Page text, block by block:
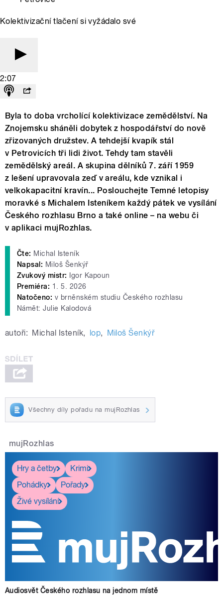
Kolektivizační tlačení si vyžádalo své
2:07
Byla to doba vrcholící kolektivizace zemědělství. Na
Znojemsku sháněli dobytek z hospodářství do nově
zřizovaných družstev. A tehdejší kvapík stál
v Petrovicích tři lidi život. Tehdy tam stavěli
zemědělský areál. A skupina dělníků 7. září 1959
z lešení upravovala zeď v areálu, kde vznikal i
velkokapacitní kravín... Poslouchejte Temné letopisy
moravké s Michalem Isteníkem každý pátek ve vysílání
Českého rozhlasu Brno a také online – na webu či
v aplikaci mujRozhlas.
Čte: Michal Isteník
Napsal: Miloš Šenkýř
Zvukový mistr:
Igor Kapoun
Premiéra: 1. 5. 2026
Natočeno: v brněnském studiu Českého rozhlasu
Námět: Julie Kalodová
autoři: Michal Isteník, lop, Miloš Šenkýř
Všechny díly pořadu na mujRozhlas
mujRozhlas
Hry a četby
Krimi
Pohádky
Pořady
Živé vysílání
Audiosvět Českého rozhlasu na jednom místě